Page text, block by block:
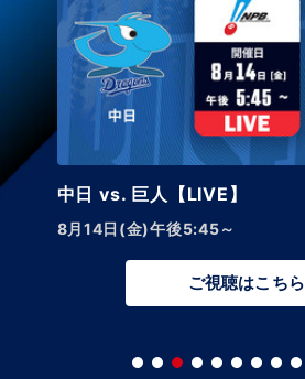
中日 vs. 巨人【LIVE】
8月14日(金)午後5:45～
ご視聴はこちら